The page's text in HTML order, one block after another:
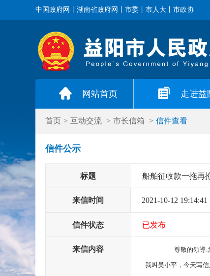
中国政府网 湖南省政府网 市委 市人大 市政协
网站首页 走进益
首页 > 互动交流 > 市长信箱 > 信件查看
信件公示
标题 船舶征收款一拖再
来信时间 2021-10-12 19:14:41
信件状态 已发布
来信内容 尊敬的領導:
我叫吴小平，今天写